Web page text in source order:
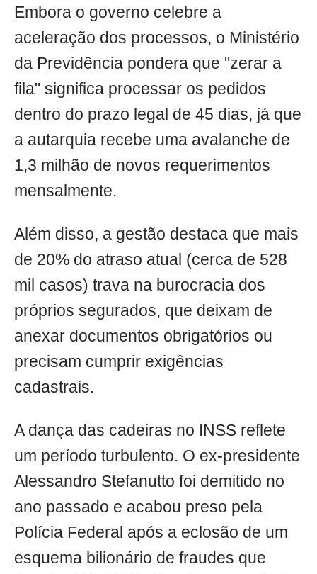
Embora o governo celebre a
aceleração dos processos, o Ministério
da Previdência pondera que "zerar a
fila" significa processar os pedidos
dentro do prazo legal de 45 dias, já que
a autarquia recebe uma avalanche de
1,3 milhão de novos requerimentos
mensalmente.
Além disso, a gestão destaca que mais
de 20% do atraso atual (cerca de 528
mil casos) trava na burocracia dos
próprios segurados, que deixam de
anexar documentos obrigatórios ou
precisam cumprir exigências
cadastrais.
A dança das cadeiras no INSS reflete
um período turbulento. O ex-presidente
Alessandro Stefanutto foi demitido no
ano passado e acabou preso pela
Polícia Federal após a eclosão de um
esquema bilionário de fraudes que